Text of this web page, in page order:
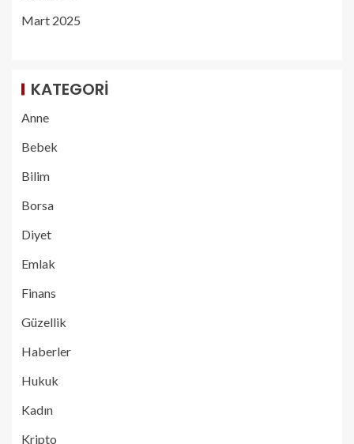
Mart 2025
KATEGORI
Anne
Bebek
Bilim
Borsa
Diyet
Emlak
Finans
Güzellik
Haberler
Hukuk
Kadın
Kripto